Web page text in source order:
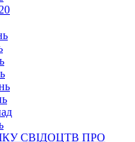
СВІДОЦТВ ПРО